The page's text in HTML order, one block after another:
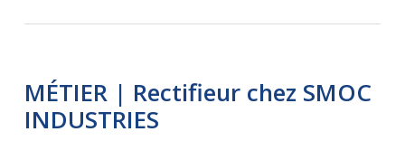
MÉTIER | Rectifieur chez SMOC
INDUSTRIES